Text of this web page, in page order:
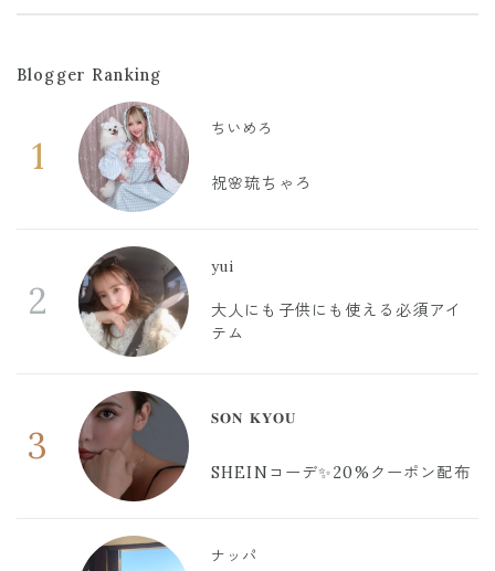
Blogger Ranking
1
ちいめろ
祝🌸琉ちゃろ
2
yui
大人にも子供にも使える必須アイ
テム
3
𝐒𝐎𝐍 𝐊𝐘𝐎𝐔
SHEINコーデ✨20%クーポン配布
ナッパ